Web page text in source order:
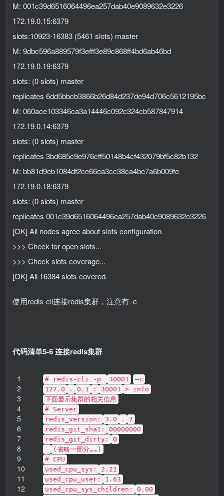
M: 001c39d6516064496ea257dab40e9089632e3226
172.19.0.15:6379
slots:10923-16383 (5461 slots) master
M: 9dbc596a889579f3efff3e89c868ff4bd6ab46bd
172.19.0.19:6379
slots: (0 slots) master
replicates 6dd5bbcb3866b26d84d237de94d706c5612195bc
M: 060ace103346ca3a14446c092c324cb587847914
172.19.0.14:6379
slots: (0 slots) master
replicates 3bd685c9e976cff50148b4cf432079bf5c82b132
M: bb81d9eb1084df2ce66ea3cc38ca4be7a6b009fe
172.19.0.18:6379
slots: (0 slots) master
replicates 001c39d6516064496ea257dab40e9089632e3226
[OK] All nodes agree about slots configuration.
>>> Check for open slots...
>>> Check slots coverage...
[OK] All 16384 slots covered.
使用redis-cli连接redis集群，注意有–c
代码清单5-6 连接redis集群
1
2
3
4
5
6
7
8
9
10
11
12
# redis-cli -p 30001
–c
127.0
. 0.1 : 30001 > info
下面显示集群的相关信息
# Server
redis_version:
3.0 .
7
redis_git_sha1:
00000000
redis_git_dirty:
0
(省略一部分……)
# CPU
used_cpu_sys:
2.21
used_cpu_user:
1.63
used_cpu_sys_children:
0.00